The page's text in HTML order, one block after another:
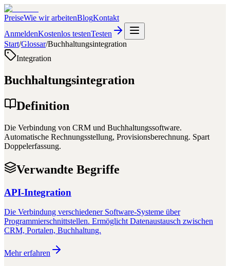
PreiseWie wir arbeitenBlogKontakt
AnmeldenKostenlos testenTesten
Start/Glossar/Buchhaltungsintegration
Integration
Buchhaltungsintegration
Definition
Die Verbindung von CRM und Buchhaltungssoftware.
Automatische Rechnungsstellung, Provisionsberechnung. Spart
Doppelerfassung.
Verwandte Begriffe
API-Integration
Die Verbindung verschiedener Software-Systeme über
Programmierschnittstellen. Ermöglicht Datenaustausch zwischen
CRM, Portalen, Buchhaltung.
Mehr erfahren